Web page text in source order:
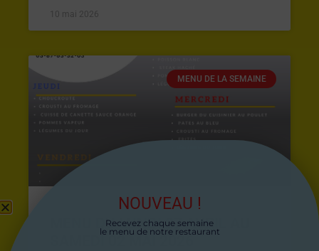
10 mai 2026
MENU DE LA SEMAINE
MENU DU LUNDI 27 AVRIL AU
NOUVEAU !
Recevez chaque semaine
le menu de notre restaurant